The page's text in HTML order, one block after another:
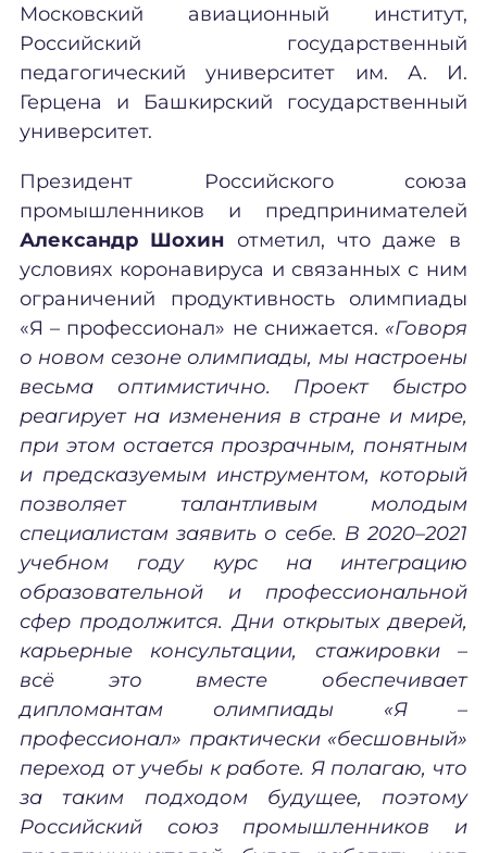
Московский авиационный институт,
Российский государственный
педагогический университет им. А. И.
Герцена и Башкирский государственный
университет.
Президент Российского союза
промышленников и предпринимателей
Александр Шохин отметил, что даже в
условиях коронавируса и связанных с ним
ограничений продуктивность олимпиады
«Я – профессионал» не снижается. «Говоря
о новом сезоне олимпиады, мы настроены
весьма оптимистично. Проект быстро
реагирует на изменения в стране и мире,
при этом остается прозрачным, понятным
и предсказуемым инструментом, который
позволяет талантливым молодым
специалистам заявить о себе. В 2020–2021
учебном году курс на интеграцию
образовательной и профессиональной
сфер продолжится. Дни открытых дверей,
карьерные консультации, стажировки –
всё это вместе обеспечивает
дипломантам олимпиады «Я –
профессионал» практически «бесшовный»
переход от учебы к работе. Я полагаю, что
за таким подходом будущее, поэтому
Российский союз промышленников и